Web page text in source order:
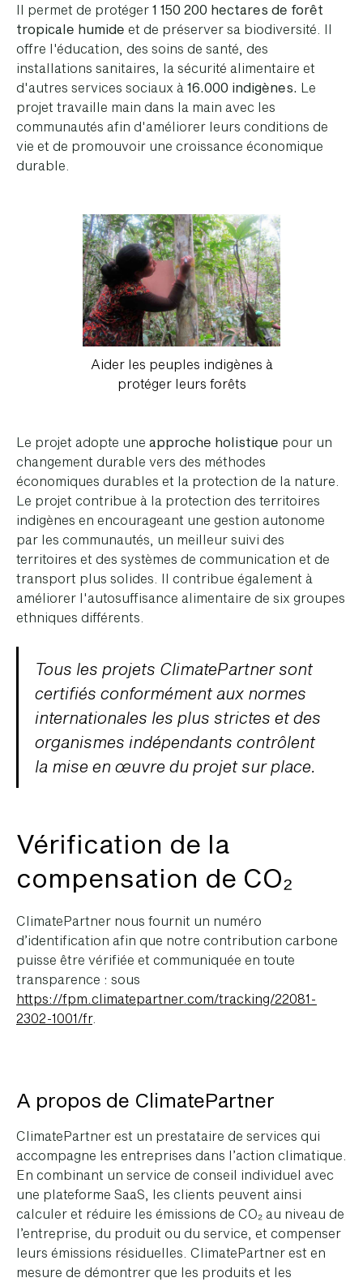
Il permet de protéger 1 150 200 hectares de forêt
tropicale humide et de préserver sa biodiversité. Il
offre l'éducation, des soins de santé, des
installations sanitaires, la sécurité alimentaire et
d'autres services sociaux à 16.000 indigènes. Le
projet travaille main dans la main avec les
communautés afin d'améliorer leurs conditions de
vie et de promouvoir une croissance économique
durable.
Aider les peuples indigènes à
protéger leurs forêts
Le projet adopte une approche holistique pour un
changement durable vers des méthodes
économiques durables et la protection de la nature.
Le projet contribue à la protection des territoires
indigènes en encourageant une gestion autonome
par les communautés, un meilleur suivi des
territoires et des systèmes de communication et de
transport plus solides. Il contribue également à
améliorer l'autosuffisance alimentaire de six groupes
ethniques différents.
Tous les projets ClimatePartner sont
certifiés conformément aux normes
internationales les plus strictes et des
organismes indépendants contrôlent
la mise en œuvre du projet sur place.
Vérification de la
compensation de CO₂
ClimatePartner nous fournit un numéro
d’identification afin que notre contribution carbone
puisse être vérifiée et communiquée en toute
transparence : sous
https://fpm.climatepartner.com/tracking/22081-
2302-1001/fr.
A propos de ClimatePartner
ClimatePartner est un prestataire de services qui
accompagne les entreprises dans l’action climatique.
En combinant un service de conseil individuel avec
une plateforme SaaS, les clients peuvent ainsi
calculer et réduire les émissions de CO₂ au niveau de
l’entreprise, du produit ou du service, et compenser
leurs émissions résiduelles. ClimatePartner est en
mesure de démontrer que les produits et les